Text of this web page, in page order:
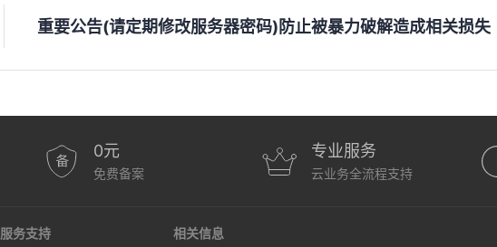
重要公告(请定期修改服务器密码)防止被暴力破解造成相关损失
0元
免费备案
专业服务
云业务全流程支持
服务支持
相关信息